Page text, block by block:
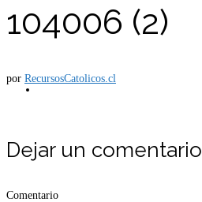
Mi cuenta
104006 (2)
por RecursosCatolicos.cl
Dejar un comentario
Comentario